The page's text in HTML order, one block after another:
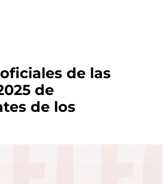
de las
de
de los